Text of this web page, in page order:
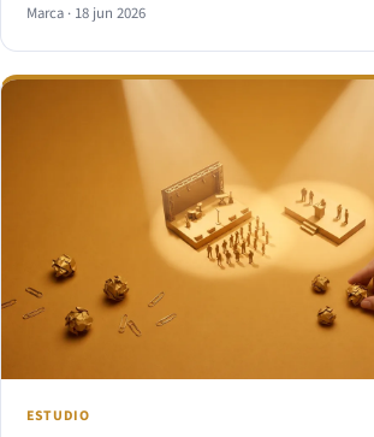
combinación más segura es serif para titular y
texto, o al revés. Lo que nunca funciona es
parecidas pero no iguales: el ojo nota el
Marca · 18 jun 2026
ESTUDIO